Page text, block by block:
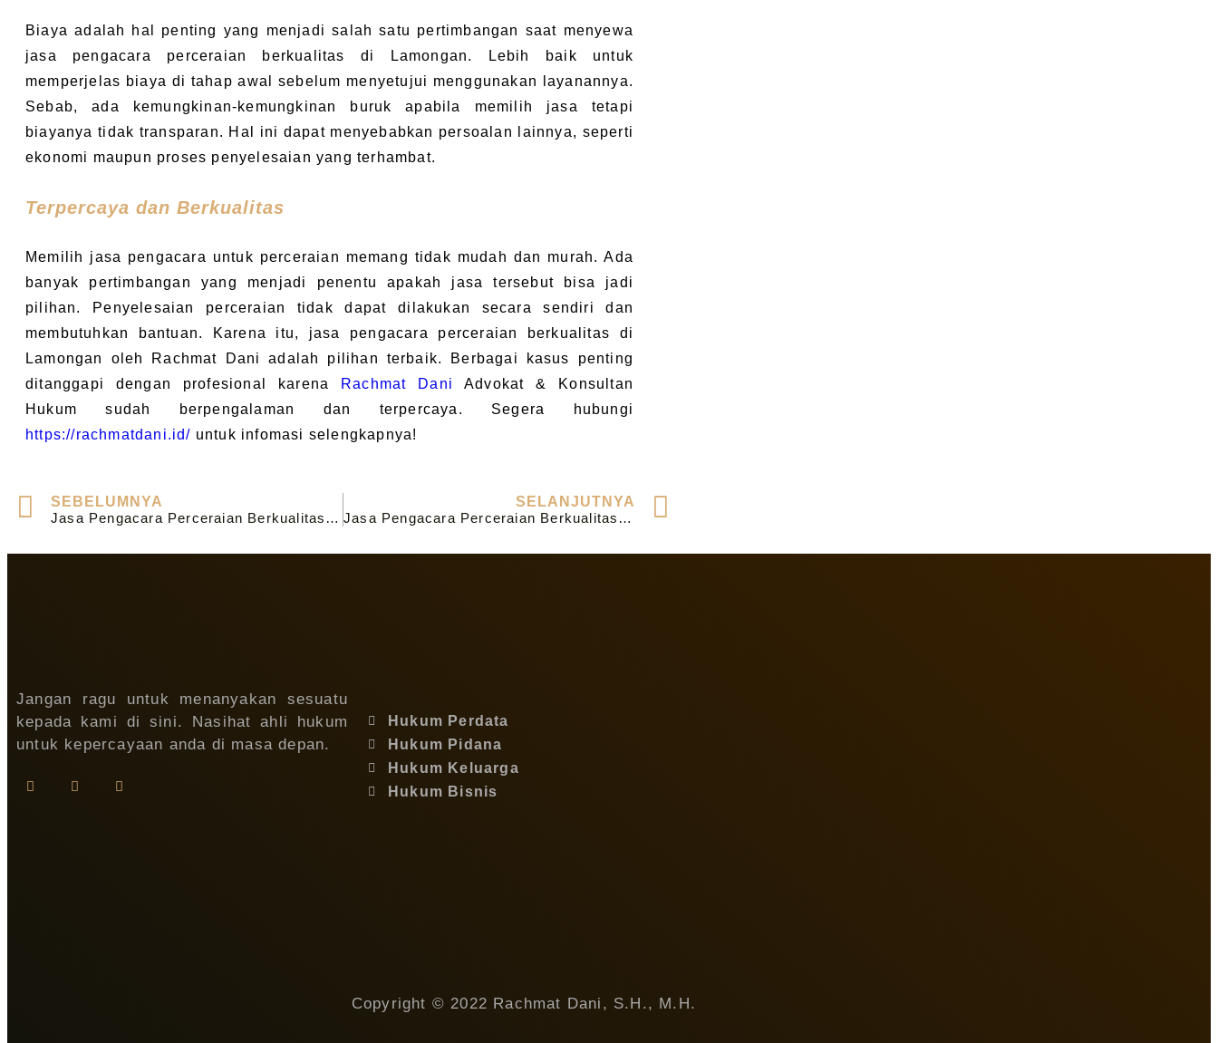
Biaya adalah hal penting yang menjadi salah satu pertimbangan saat menyewa
jasa pengacara perceraian berkualitas di Lamongan. Lebih baik untuk
memperjelas biaya di tahap awal sebelum menyetujui menggunakan layanannya.
Sebab, ada kemungkinan-kemungkinan buruk apabila memilih jasa tetapi
biayanya tidak transparan. Hal ini dapat menyebabkan persoalan lainnya, seperti
ekonomi maupun proses penyelesaian yang terhambat.
Terpercaya dan Berkualitas
Memilih jasa pengacara untuk perceraian memang tidak mudah dan murah. Ada
banyak pertimbangan yang menjadi penentu apakah jasa tersebut bisa jadi
pilihan. Penyelesaian perceraian tidak dapat dilakukan secara sendiri dan
membutuhkan bantuan. Karena itu, jasa pengacara perceraian berkualitas di
Lamongan oleh Rachmat Dani adalah pilihan terbaik. Berbagai kasus penting
ditanggapi dengan profesional karena
Rachmat Dani
Advokat & Konsultan
Hukum sudah berpengalaman dan terpercaya. Segera hubungi
https://rachmatdani.id/ untuk infomasi selengkapnya!
SEBELUMNYA
Jasa Pengacara Perceraian Berkualitas di Kediri
SELANJUTNYA
Jasa Pengacara Perceraian Berkualitas di Malang
Jangan ragu untuk menanyakan sesuatu
kepada kami di sini. Nasihat ahli hukum
untuk kepercayaan anda di masa depan.
Hukum Perdata
Hukum Pidana
Hukum Keluarga
Hukum Bisnis
Copyright © 2022 Rachmat Dani, S.H., M.H.